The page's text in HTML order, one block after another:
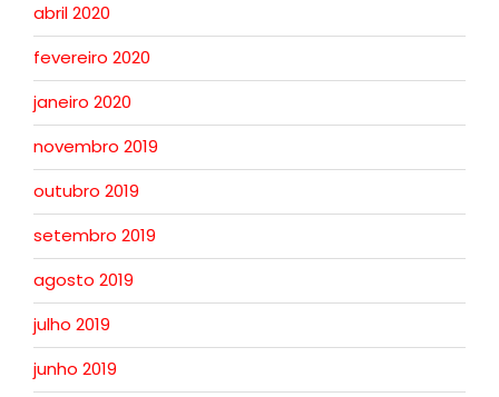
abril 2020
fevereiro 2020
janeiro 2020
novembro 2019
outubro 2019
setembro 2019
agosto 2019
julho 2019
junho 2019